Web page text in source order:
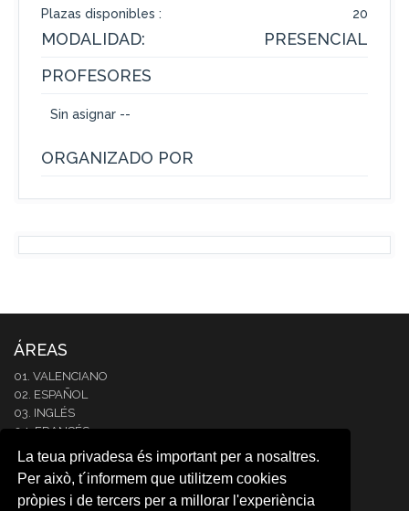
La teua privadesa és important per a nosaltres.
Per això, t´informem que utilitzem cookies
pròpies i de tercers per a millorar l'experiència
Plazas disponibles : 20
MODALIDAD:
PRESENCIAL
PROFESORES
Sin asignar --
ORGANIZADO POR
ÁREAS
01. VALENCIANO
02. ESPAÑOL
03. INGLÉS
04. FRANCÉS
05. ITALIANO
06. ALEMÁN
07. PORTUGUÉS
08. COREANO